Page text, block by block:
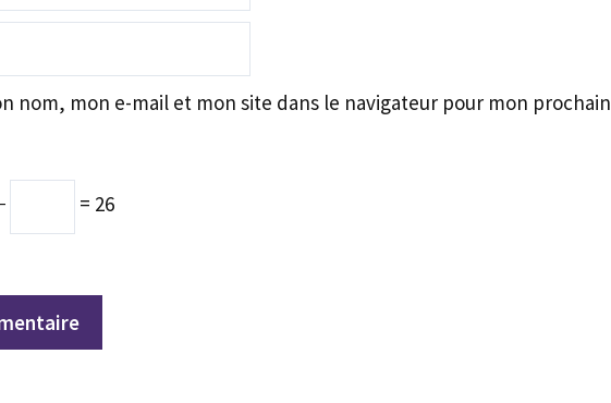
nom, mon e-mail et mon site dans le navigateur pour mon prochain
= 26